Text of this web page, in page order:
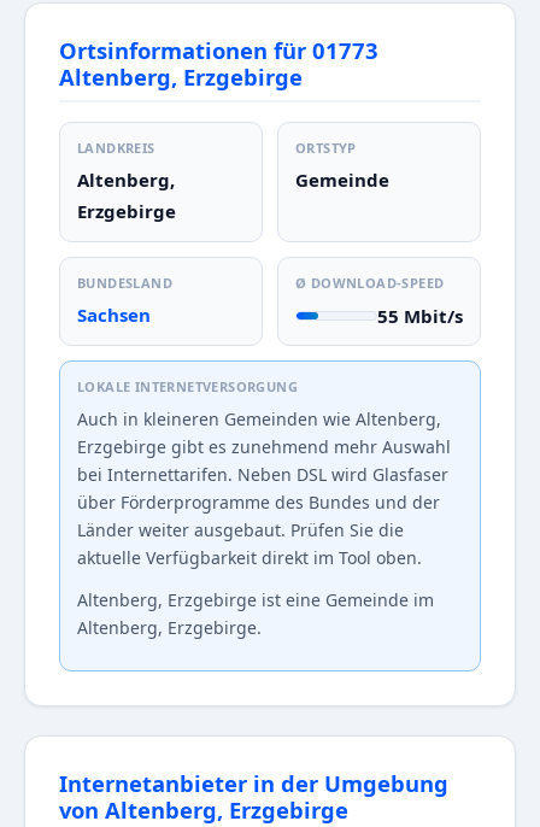
Ortsinformationen für 01773
Altenberg, Erzgebirge
LANDKREIS
Altenberg,
Erzgebirge
ORTSTYP
Gemeinde
BUNDESLAND
Sachsen
Ø DOWNLOAD-SPEED
55 Mbit/s
LOKALE INTERNETVERSORGUNG
Auch in kleineren Gemeinden wie Altenberg,
Erzgebirge gibt es zunehmend mehr Auswahl
bei Internettarifen. Neben DSL wird Glasfaser
über Förderprogramme des Bundes und der
Länder weiter ausgebaut. Prüfen Sie die
aktuelle Verfügbarkeit direkt im Tool oben.
Altenberg, Erzgebirge ist eine Gemeinde im
Altenberg, Erzgebirge.
Internetanbieter in der Umgebung
von Altenberg, Erzgebirge